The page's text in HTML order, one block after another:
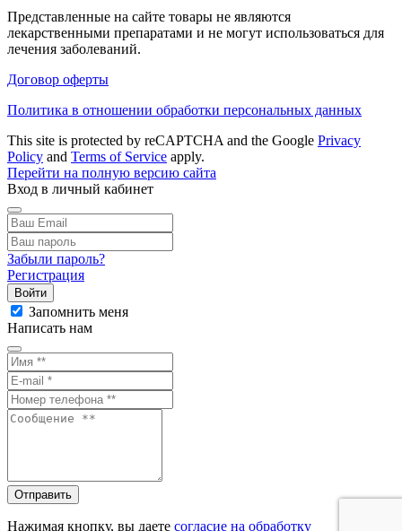
Представленные на сайте товары не являются
лекарственными препаратами и не могут использоваться для
лечения заболеваний.
Договор оферты
Политика в отношении обработки персональных данных
This site is protected by reCAPTCHA and the Google Privacy
Policy and Terms of Service apply.
Перейти на полную версию сайта
Вход в личный кабинет
Забыли пароль?
Регистрация
Войти
Запомнить меня
Написать нам
Отправить
Нажимая кнопку, вы даете согласие на обработку